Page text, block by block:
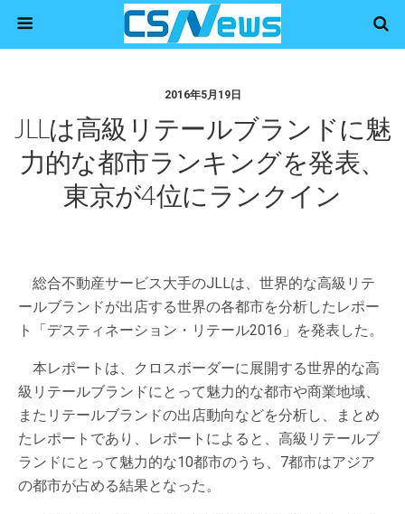
2016年5月19日
JLLは高級リテールブランドに魅
力的な都市ランキングを発表、
東京が4位にランクイン
総合不動産サービス大手のJLLは、世界的な高級リテ
ールブランドが出店する世界の各都市を分析したレポー
ト「デスティネーション・リテール2016」を発表した。
本レポートは、クロスボーダーに展開する世界的な高
級リテールブランドにとって魅力的な都市や商業地域、
またリテールブランドの出店動向などを分析し、まとめ
たレポートであり、レポートによると、高級リテールブ
ランドにとって魅力的な10都市のうち、7都市はアジア
の都市が占める結果となった。